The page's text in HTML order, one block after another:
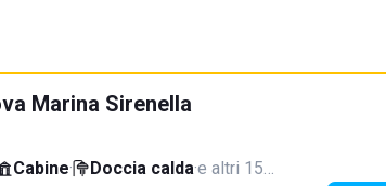
Marina Sirenella
Cabine· Doccia calda·e altri 15…